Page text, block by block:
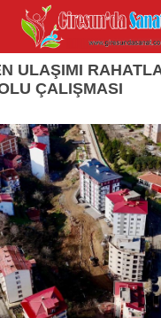
ULAŞIMI
ÇALIŞMASI